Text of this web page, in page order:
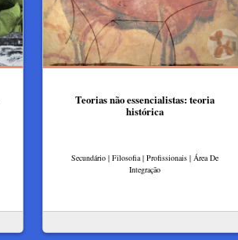
Teorias não essencialistas: teoria
histórica
Secundário | Filosofia | Profissionais | Área De
Integração